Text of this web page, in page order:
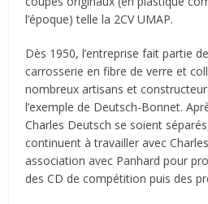
l’époque) telle la 2CV UMAP.
Dès 1950, l’entreprise fait partie
carrosserie en fibre de verre et
nombreux artisans et
l’exemple de Deutsch-Bonnet.
Charles Deutsch se soient
continuent à travailler avec
association avec Panhard pour
des CD de compétition puis des